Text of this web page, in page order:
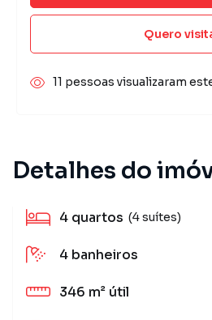
Detalhes do
4 quartos (4 suítes)
4 banheiros
346 m² útil
Quero
11 pessoas visualizaram